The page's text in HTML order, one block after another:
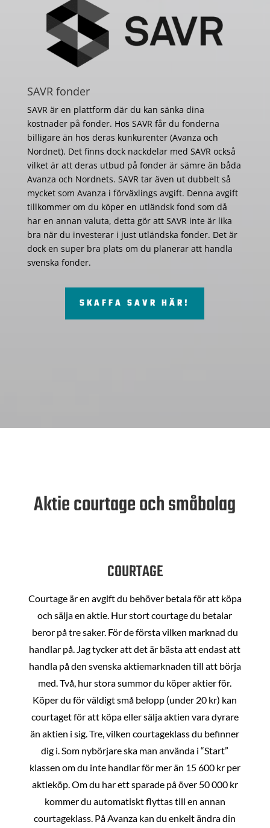
SAVR fonder
SAVR är en plattform där du kan sänka dina
kostnader på fonder. Hos SAVR får du fonderna
billigare än hos deras kunkurenter (Avanza och
Nordnet). Det finns dock nackdelar med SAVR också
vilket är att deras utbud på fonder är sämre än båda
Avanza och Nordnets. SAVR tar även ut dubbelt så
mycket som Avanza i förväxlings avgift. Denna avgift
tillkommer om du köper en utländsk fond som då
har en annan valuta, detta gör att SAVR inte är lika
bra när du investerar i just utländska fonder. Det är
dock en super bra plats om du planerar att handla
svenska fonder.
SKAFFA SAVR HÄR!
Aktie courtage och småbolag
COURTAGE
Courtage är en avgift du behöver betala för att köpa
och sälja en aktie. Hur stort courtage du betalar
beror på tre saker. För de första vilken marknad du
handlar på. Jag tycker att det är bästa att endast att
handla på den svenska aktiemarknaden till att börja
med. Två, hur stora summor du köper aktier för.
Köper du för väldigt små belopp (under 20 kr) kan
courtaget för att köpa eller sälja aktien vara dyrare
än aktien i sig. Tre, vilken courtageklass du befinner
dig i. Som nybörjare ska man använda i “Start”
klassen om du inte handlar för mer än 15 600 kr per
aktieköp. Om du har ett sparade på över 50 000 kr
kommer du automatiskt flyttas till en annan
courtageklass. På Avanza kan du enkelt ändra din